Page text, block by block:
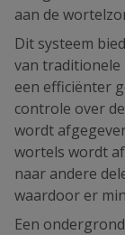
aan de
Dit systeem
van traditionele
een efficiënter
controle over
wordt
wortels wordt
naar andere
waardoor er
Een